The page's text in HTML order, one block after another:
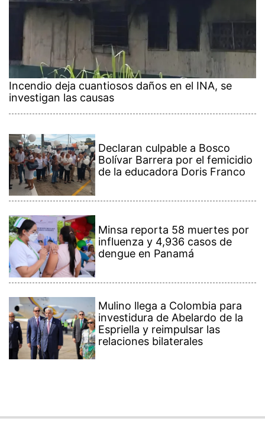
Incendio deja cuantiosos daños en el INA, se
investigan las causas
Declaran culpable a Bosco
Bolívar Barrera por el femicidio
de la educadora Doris Franco
Minsa reporta 58 muertes por
influenza y 4,936 casos de
dengue en Panamá
Mulino llega a Colombia para
investidura de Abelardo de la
Espriella y reimpulsar las
relaciones bilaterales